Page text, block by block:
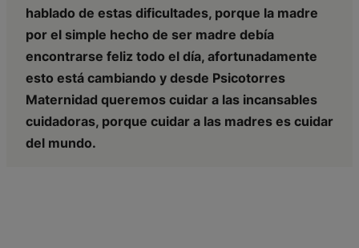
hablado de estas dificultades, porque la madre
por el simple hecho de ser madre debía
encontrarse feliz todo el día, afortunadamente
esto está cambiando y desde Psicotorres
Maternidad queremos cuidar a las incansables
cuidadoras, porque cuidar a las madres es cuidar
del mundo.